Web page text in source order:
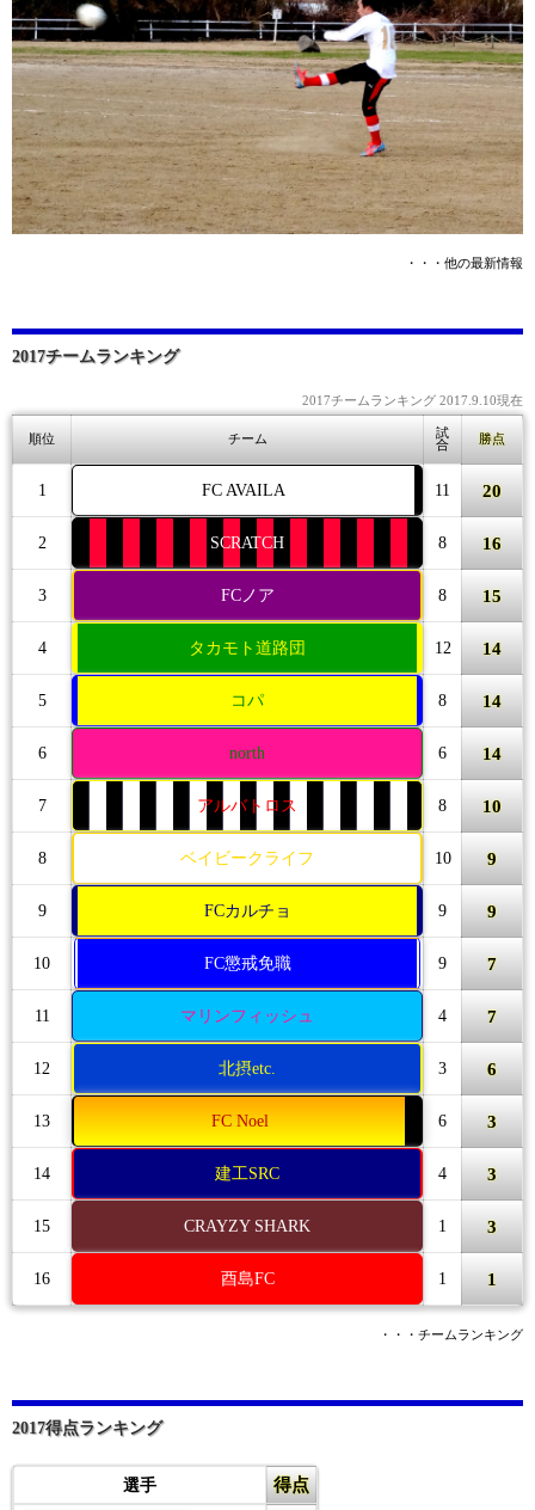
・・・他の最新情報
2017チームランキング
2017チームランキング 2017.9.10現在
順位 チーム
試
合
勝点
1 FC AVAILA 11 20
2 SCRATCH 8 16
3 FCノア 8 15
4 タカモト道路団 12 14
5 コパ 8 14
6 north 6 14
7 アルバトロス 8 10
8 ベイビークライフ 10 9
9 FCカルチョ 9 9
10 FC懲戒免職 9 7
11 マリンフィッシュ 4 7
12 北摂etc. 3 6
13 FC Noel 6 3
14 建工SRC 4 3
15 CRAYZY SHARK 1 3
16 酉島FC 1 1
・・・チームランキング
2017得点ランキング
選手 得点